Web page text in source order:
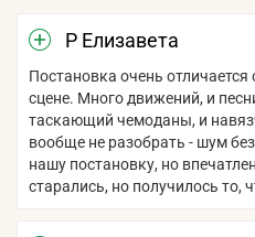
Р Елизавета
Постановка очень
сцене. Много движений, и
таскающий чемоданы, и
вообще не разобрать - шум
нашу постановку, но
старались, но получилось то,